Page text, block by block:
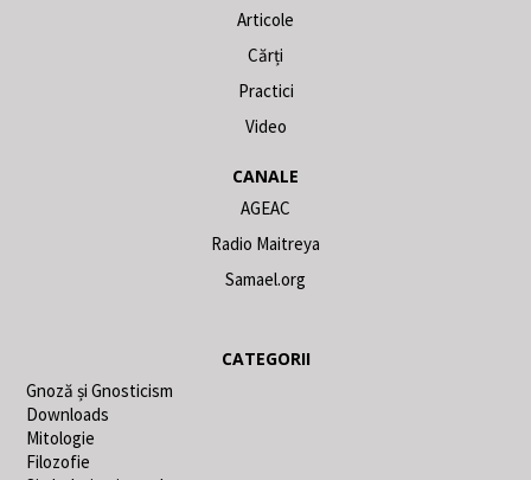
Articole
Cărți
Practici
Video
CANALE
AGEAC
Radio Maitreya
Samael.org
CATEGORII
Gnoză și Gnosticism
Downloads
Mitologie
Filozofie